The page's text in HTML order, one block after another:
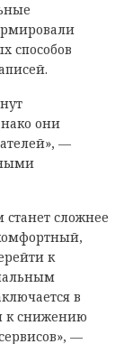
способов
они
—
сложнее
к
в
к снижению
—